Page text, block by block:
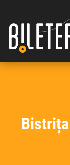
Bistrița